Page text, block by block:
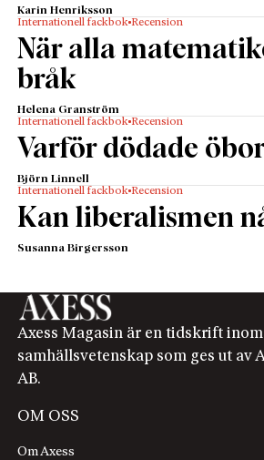
Karin Henriksson
Internationell fackbok Recension
När alla
bråk
Helena Granström
Internationell fackbok Recension
Varför dödade
Björn Linnell
Internationell fackbok Recension
Kan liberalismen
Susanna Birgersson
Axess Magasin är en tidskrift
samhällsvetenskap som ges ut av
AB.
OM OSS
Om Axess